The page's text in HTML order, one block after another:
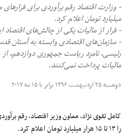
میلیارد تومان اعلام کرد.
- فرار از مالیات یکی از چالش‌های اقتصاد
- سازمان‌های اقتصادی وابسته به آستان
رئیسی، نامزد ریاست جمهوری دوازدهم،
مالیات پرداخت نمی‌کنند.
دوشنبه ۲۵ اردیبهشت ۱۳۹۶ برابر با ۱۵ مه ۲۰۱۷
کامل تقوی نژاد، معاون وزیر اقتصاد، رقم
را ۱۳ تا ۱۵ هزار میلیارد تومان اعلام کرد.